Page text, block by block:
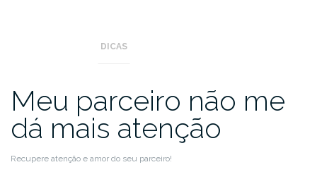
DICAS
Meu parceiro não me
dá mais atenção
Recupere atenção e amor do seu parceiro!